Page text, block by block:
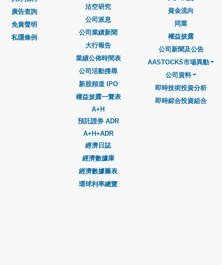
廣告查詢
免責聲明
私隱條例
沽空研究
公司派息
公司業績新聞
大行報告
業績公佈時間表
公司活動搜尋
新股頻道 IPO
權益披露一覽表
A+H
預託證券 ADR
A+H+ADR
經濟日誌
經濟數據庫
經濟數據圖表
環球利率總覽
資金流向
同業
權益披露
公司新聞及公告
AASTOCKS市場異動
公司資料
即時技術投資分析
即時綜合投資組合